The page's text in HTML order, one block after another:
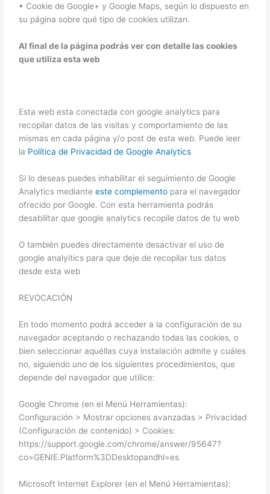
• Cookie de Google+ y Google Maps, según lo dispuesto en
su página sobre qué tipo de cookies utilizan.
Al final de la página podrás ver con detalle las cookies
que utiliza esta web
Esta web esta conectada con google analytics para
recopilar datos de las visitas y comportamiento de las
mismas en cada página y/o post de esta web. Puede leer
la Política de Privacidad de Google Analytics
Si lo deseas puedes inhabilitar el seguimiento de Google
Analytics medianteeste complemento para el navegador
ofrecido por Google. Con esta herramienta podrás
desabilitar que google analytics recopile datos de tu web
O también puedes directamente desactivar el uso de
google analyitics para que deje de recopilar tus datos
desde esta web
REVOCACIÓN
En todo momento podrá acceder a la configuración de su
navegador aceptando o rechazando todas las cookies, o
bien seleccionar aquéllas cuya instalación admite y cuáles
no, siguiendo uno de los siguientes procedimientos, que
depende del navegador que utilice:
Google Chrome (en el Menú Herramientas):
Configuración > Mostrar opciones avanzadas > Privacidad
(Configuración de contenido) > Cookies:
https://support.google.com/chrome/answer/95647?
co=GENIE.Platform%3DDesktopandhl=es
Microsoft Internet Explorer (en el Menú Herramientas):